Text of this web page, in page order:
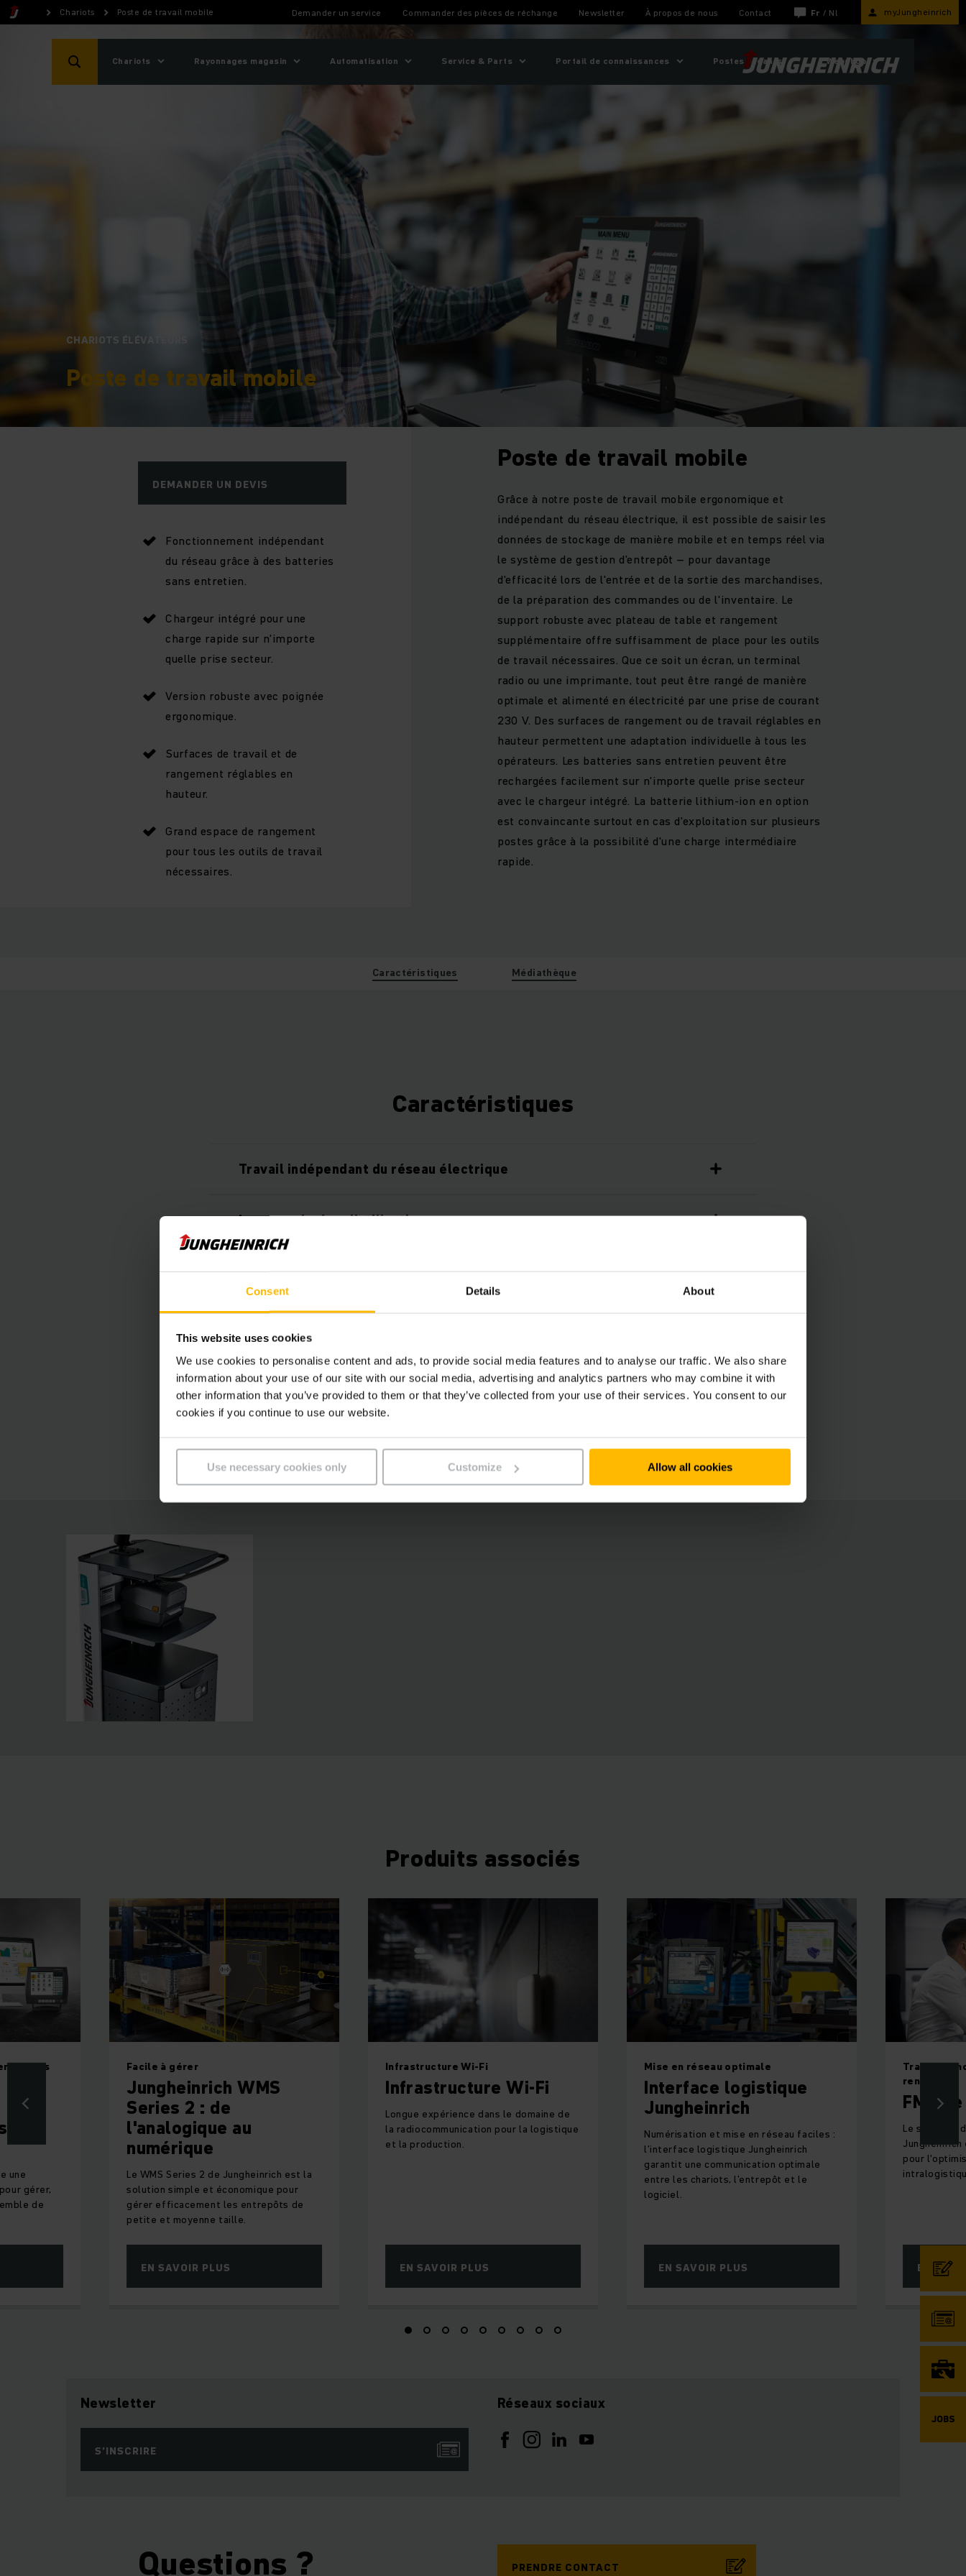
Consent Details About
This website uses cookies
We use cookies to personalise content and ads, to provide social media features and to analyse our traffic. We also share
information about your use of our site with our social media, advertising and analytics partners who may combine it with
other information that you’ve provided to them or that they’ve collected from your use of their services. You consent to our
cookies if you continue to use our website.
Use necessary cookies only Customize Allow all cookies
Chariots Poste de travail mobile Demander un service Commander des pièces de réchange Newsletter À propos de nous Contact Fr / Nl myJungheinrich
Chariots Rayonnages magasin Automatisation Service & Parts Portail de connaissances Postes vacants Webshop
CHARIOTS ÉLÉVATEURS
Poste de travail mobile
DEMANDER UN DEVIS
Fonctionnement indépendant
du réseau grâce à des batteries
sans entretien.
Chargeur intégré pour une
charge rapide sur n'importe
quelle prise secteur.
Version robuste avec poignée
ergonomique.
Surfaces de travail et de
rangement réglables en
hauteur.
Grand espace de rangement
pour tous les outils de travail
nécessaires.
Poste de travail mobile
Grâce à notre poste de travail mobile ergonomique et
indépendant du réseau électrique, il est possible de saisir les
données de stockage de manière mobile et en temps réel via
le système de gestion d’entrepôt – pour davantage
d'efficacité lors de l'entrée et de la sortie des marchandises,
de la préparation des commandes ou de l'inventaire. Le
support robuste avec plateau de table et rangement
supplémentaire offre suffisamment de place pour les outils
de travail nécessaires. Que ce soit un écran, un terminal
radio ou une imprimante, tout peut être rangé de manière
optimale et alimenté en électricité par une prise de courant
230 V. Des surfaces de rangement ou de travail réglables en
hauteur permettent une adaptation individuelle à tous les
opérateurs. Les batteries sans entretien peuvent être
rechargées facilement sur n'importe quelle prise secteur
avec le chargeur intégré. La batterie lithium-ion en option
est convaincante surtout en cas d’exploitation sur plusieurs
postes grâce à la possibilité d'une charge intermédiaire
rapide.
Caractéristiques Médiathèque
Caractéristiques
Travail indépendant du réseau électrique
Longues durées d’utilisation
Équipement optimal
Construction bien pensée
Produits associés
Infrastructure Wi-Fi
Infrastructure Wi-Fi
Longue expérience dans le domaine de
la radiocommunication pour la logistique
et la production.
EN SAVOIR PLUS
Mise en réseau optimale
Interface logistique
Jungheinrich
Numérisation et mise en réseau faciles :
l’interface logistique Jungheinrich
garantit une communication optimale
entre les chariots, l’entrepôt et le
logiciel.
EN SAVOIR PLUS
rentabilité
FMS
Le système
pour
EN
une
gérer,
de
Facile à gérer
Jungheinrich WMS
Series 2 : de
l'analogique au
numérique
Le WMS Series 2 de Jungheinrich est la
solution simple et économique pour
gérer efficacement les entrepôts de
petite et moyenne taille.
EN SAVOIR PLUS
Newsletter
S’INSCRIRE
Réseaux sociaux
Questions ? PRENDRE CONTACT